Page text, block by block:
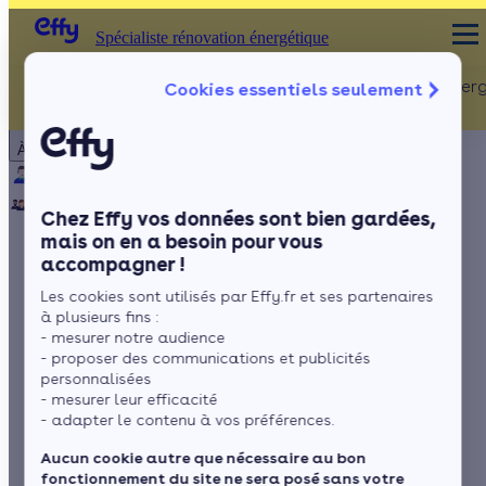
Cookies essentiels seulement
Chez Effy vos données sont bien gardées,
mais on en a besoin pour vous
accompagner !
Les cookies sont utilisés par Effy.fr et ses partenaires
à plusieurs fins :
- mesurer notre audience
- proposer des communications et publicités
personnalisées
- mesurer leur efficacité
- adapter le contenu à vos préférences.
Aucun cookie autre que nécessaire au bon
fonctionnement du site ne sera posé sans votre
À propos
Notre équipe
Rejoignez-nous Presse
Spécialiste rénovation énergétique Rénovation
Murs
Sols
Spécialiste rénovation énergétique
L’isolation facile de
vos murs grâce à la
brique isolante
Romane Saget 4 min de lecture